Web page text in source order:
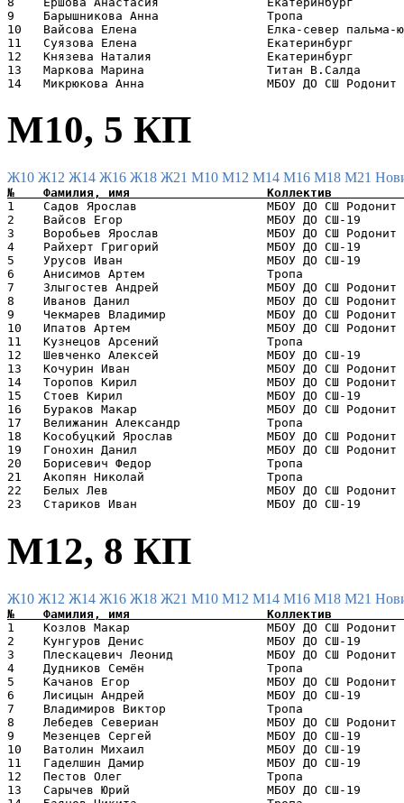
9    Барышникова Анна               Тропа
10   Вайсова Елена                  Елка-север
11   Суязова Елена
12   Князева Наталия
13   Маркова Марина                 Титан
М10, 5 КП
Ж10 Ж12 Ж14 Ж16 Ж18 Ж21 М10 М12 М14 М16 М18 М21
1    Садов Ярослав                  МБОУ ДО СШ
2    Вайсов Егор                    МБОУ ДО СШ-
3    Воробьев Ярослав               МБОУ ДО СШ
4    Райхерт Григорий               МБОУ ДО СШ-
5    Урусов Иван                    МБОУ ДО СШ-19
6    Анисимов Артем                 Тропа
7    Злыгостев Андрей               МБОУ ДО СШ
8    Иванов Данил                   МБОУ ДО СШ
9    Чекмарев Владимир              МБОУ ДО СШ
10   Ипатов Артем                   МБОУ ДО СШ
11   Кузнецов Арсений               Тропа
12   Шевченко Алексей               МБОУ ДО СШ-
13   Кочурин Иван                   МБОУ ДО СШ
14   Торопов Кирил                  МБОУ ДО СШ
15   Стоев Кирил                    МБОУ ДО СШ-19
16   Бураков Макар                  МБОУ ДО СШ
17   Велижанин Александр            Тропа
18   Кособуцкий Ярослав             МБОУ ДО СШ
19   Гонохин Данил                  МБОУ ДО СШ
20   Борисевич Федор                Тропа
21   Акопян Николай
22   Белых Лев                      МБОУ ДО
М12, 8 КП
Ж10 Ж12 Ж14 Ж16 Ж18 Ж21 М10 М12 М14 М16 М18 М21
1    Козлов Макар                   МБОУ ДО СШ
2    Кунгуров Денис                 МБОУ ДО СШ-
3    Плескацевич Леонид             МБОУ ДО СШ
4    Дудников Семён                 Тропа
5    Качанов Егор                   МБОУ ДО СШ
6    Лисицын Андрей                 МБОУ ДО СШ-
7    Владимиров Виктор              Тропа
8    Лебедев Севериан               МБОУ ДО СШ
9    Мезенцев Сергей                МБОУ ДО СШ-
10   Ватолин Михаил                 МБОУ ДО СШ-
11   Гаделшин Дамир                 МБОУ ДО СШ-
12   Пестов Олег                    Тропа
13   Сарычев Юрий                   МБОУ ДО СШ-